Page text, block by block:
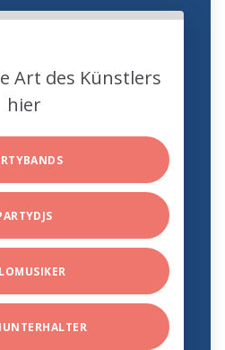
Art des Künstlers
hier